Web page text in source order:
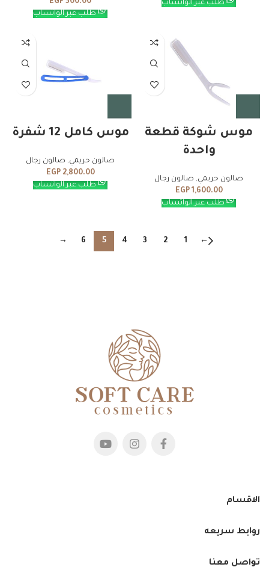
طلب عبر الواتساب
طلب عبر الواتساب
موس شوكة قطعة
واحدة
صالون حريمي, صالون رجال
EGP1,600.00
طلب عبر الواتساب
موس كامل 12 شفرة
صالون حريمي, صالون رجال
EGP2,800.00
طلب عبر الواتساب
←
1
2
3
4
5
6
→
الاقسام
روابط سريعه
تواصل معنا